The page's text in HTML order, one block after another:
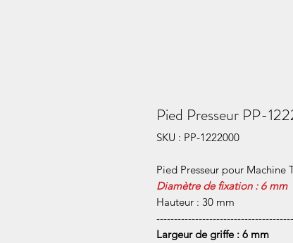
Pied Presseur PP-
SKU : PP-1222000
Pied Presseur pour Machine
Diamètre de fixation : 6 mm
Hauteur : 30 mm
Largeur de griffe : 6 mm